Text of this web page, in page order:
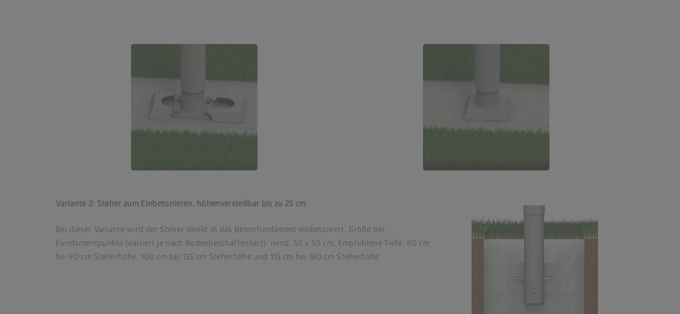
Variante 2: Steher zum Einbetonieren, höhenverstellbar bis zu 25 cm
Bei dieser Variante wird der Steher direkt in das Betonfundament einbetoniert. Größe der
Fundamentpunkte (variiert je nach Bodenbeschaffenheit): mind. 50 x 50 cm. Empfohlene Tiefe: 80 cm
bei 90 cm Steherhöhe, 100 cm bei 135 cm Steherhöhe und 115 cm bei 180 cm Steherhöhe